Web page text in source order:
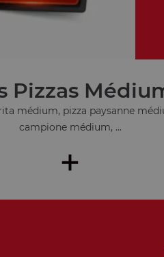
Pizzas
médium, pizza paysanne
campione médium, ...
+